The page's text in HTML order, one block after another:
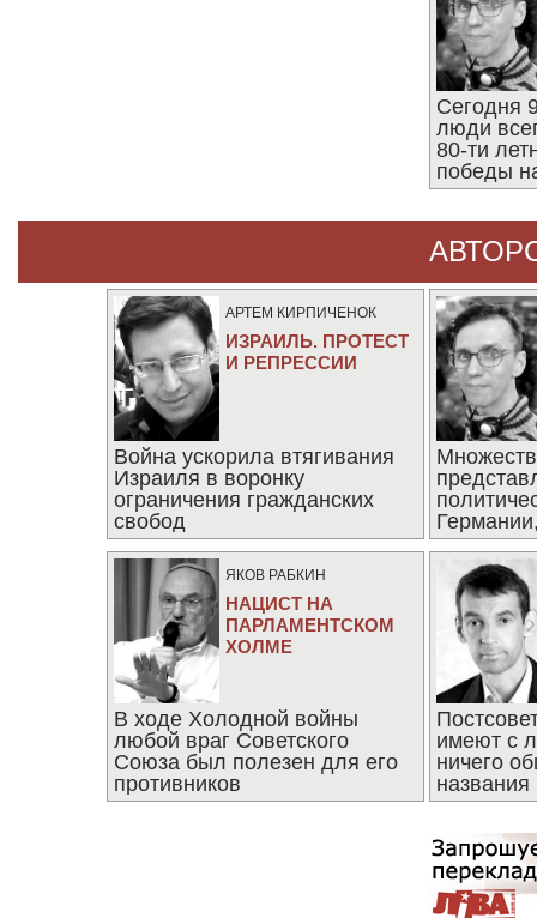
Сегодня
люди
80-ти
победы
АРТЕМ КИРПИЧЕНОК
ИЗРАИЛЬ. ПРОТЕСТ
И РЕПРЕССИИ
Война ускорила втягивания
Израиля в воронку
ограничения гражданских
свобод
ЯКОВ РАБКИН
НАЦИСТ НА
ПАРЛАМЕНТСКОМ
ХОЛМЕ
В ходе Холодной войны
любой враг Советского
Союза был полезен для его
противников
имеют с
ничего
названия